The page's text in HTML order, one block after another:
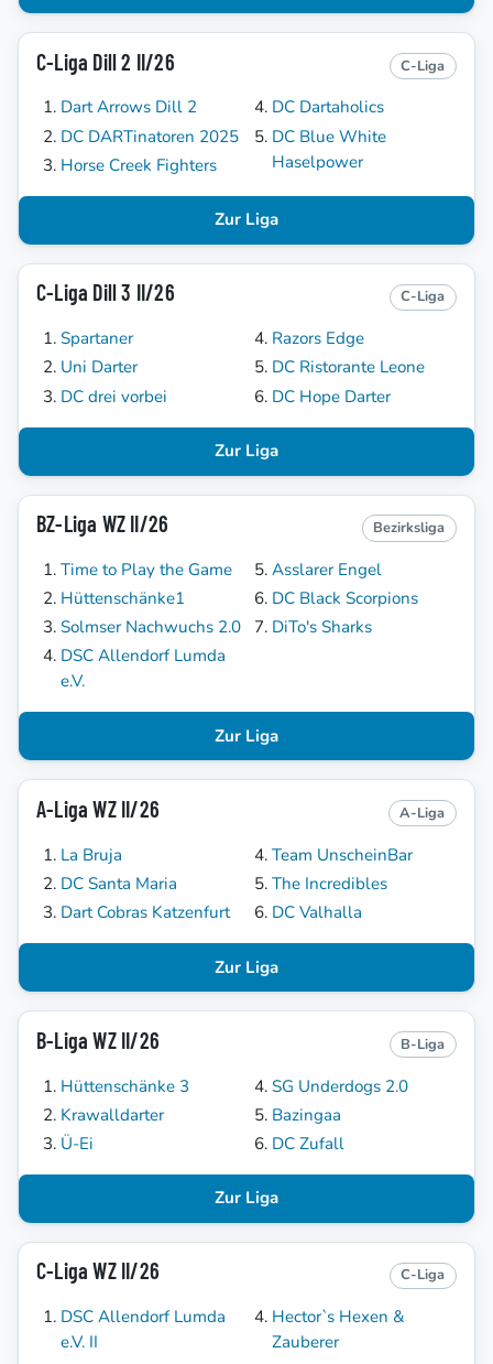
C-Liga Dill 2 II/26 C-Liga
Dart Arrows Dill 2
DC DARTinatoren 2025
Horse Creek Fighters
DC Dartaholics
DC Blue White
Haselpower
Zur Liga
C-Liga Dill 3 II/26 C-Liga
Spartaner
Uni Darter
DC drei vorbei
Razors Edge
DC Ristorante Leone
DC Hope Darter
Zur Liga
BZ-Liga WZ II/26 Bezirksliga
Time to Play the Game
Hüttenschänke1
Solmser Nachwuchs 2.0
DSC Allendorf Lumda
e.V.
Asslarer Engel
DC Black Scorpions
DiTo's Sharks
Zur Liga
A-Liga WZ II/26 A-Liga
La Bruja
DC Santa Maria
Dart Cobras Katzenfurt
Team UnscheinBar
The Incredibles
DC Valhalla
Zur Liga
B-Liga WZ II/26 B-Liga
Hüttenschänke 3
Krawalldarter
Ü-Ei
SG Underdogs 2.0
Bazingaa
DC Zufall
Zur Liga
C-Liga WZ II/26 C-Liga
DSC Allendorf Lumda
e.V. II
Hector`s Hexen &
Zauberer